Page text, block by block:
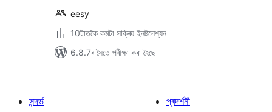
eesy
10টাতকৈ কমটা সক্ৰিয় ইনষ্টলেশ্যন
6.8.7ৰ সৈতে পৰীক্ষা কৰা হৈছে
সন্দৰ্ভ
প্ৰদৰ্শনী